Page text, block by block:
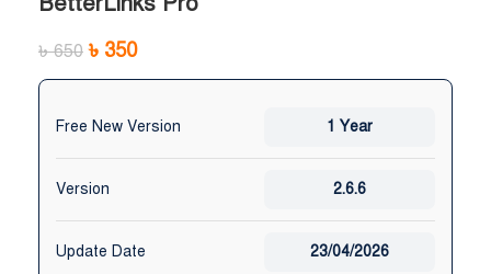
৳650 ৳ 350
Free New Version 1 Year
Version 2.6.6
Update Date 23/04/2026